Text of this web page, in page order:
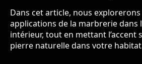
Dans cet article, nous
applications de la marbrerie dans
intérieur, tout en mettant l’accent
pierre naturelle dans votre